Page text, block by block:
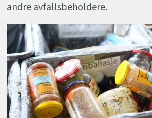
andre avfallsbeholdere.